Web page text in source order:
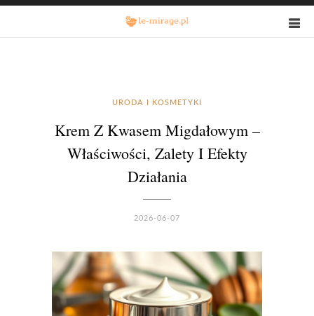
URODA I KOSMETYKI
Krem Z Kwasem Migdałowym –
Właściwości, Zalety I Efekty
Działania
2026-06-07